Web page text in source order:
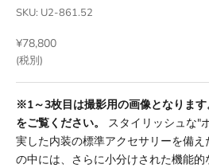
SKU: U2-861.52
セール価格
¥78,800
(税別)
※1～3枚目は撮影用の画像となりま
をご覧ください。
スタイリッシュな"
実した内装の標準アクセサリーを備
の中には、さらに小分けされた機能的